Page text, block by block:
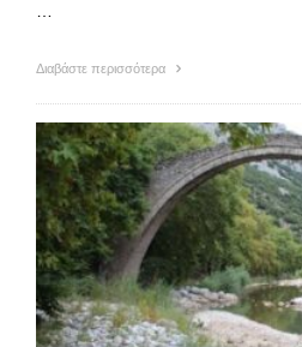
Διαβάστε περισσότερα